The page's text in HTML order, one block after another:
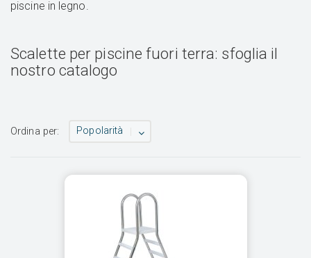
piscine in legno.
Scalette per piscine fuori terra: sfoglia il
nostro catalogo
Ordina per: Popolarità